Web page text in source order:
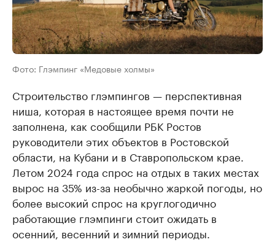
Фото: Глэмпинг «Медовые холмы»
Строительство глэмпингов — перспективная
ниша, которая в настоящее время почти не
заполнена, как сообщили РБК Ростов
руководители этих объектов в Ростовской
области, на Кубани и в Ставропольском крае.
Летом 2024 года спрос на отдых в таких местах
вырос на 35% из-за необычно жаркой погоды, но
более высокий спрос на круглогодично
работающие глэмпинги стоит ожидать в
осенний, весенний и зимний периоды.